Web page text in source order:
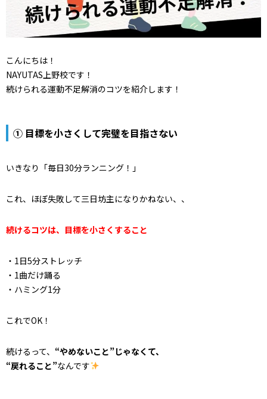
こんにちは！
NAYUTAS上野校です！
続けられる運動不足解消のコツを紹介します！
① 目標を小さくして完璧を目指さない
いきなり「毎日30分ランニング！」
これ、ほぼ失敗して三日坊主になりかねない、、
続けるコツは、目標を小さくすること
・1日5分ストレッチ
・1曲だけ踊る
・ハミング1分
これでOK！
続けるって、 “やめないこと”じゃなくて、
“戻れること”なんです